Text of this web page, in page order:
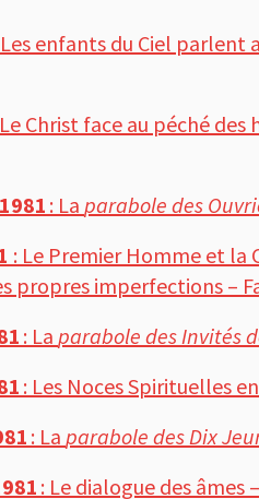
Les enfants du Ciel parlent
Christ face au péché des
: La parabole des
: Le Premier Homme et la
propres imperfections –
: La parabole des Invités
: Les Noces Spirituelles
: La parabole des Dix
: Le dialogue des âmes